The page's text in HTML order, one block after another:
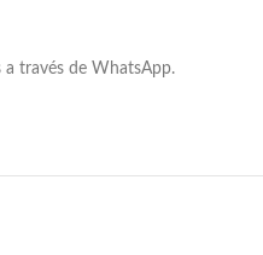
a través de WhatsApp.